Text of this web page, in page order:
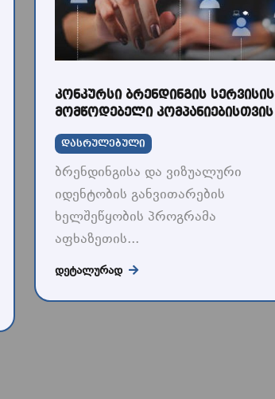
კონკურსი ბრენდინგის სერვისის
მომწოდებელი კომპანიებისთვის
დასრულებული
ბრენდინგისა და ვიზუალური
იდენტობის განვითარების
ხელშეწყობის პროგრამა
აფხაზეთის...
ᲓᲔᲢᲐᲚᲣᲠᲐᲓ